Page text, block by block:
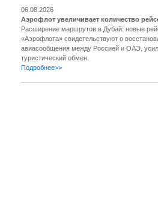
06.08.2026
Аэрофлот увеличивает количество
Расширение маршрутов в Дубай: новые
«Аэрофлота» свидетельствуют о
авиасообщения между Россией и ОАЭ,
туристический обмен.
Подробнее>>